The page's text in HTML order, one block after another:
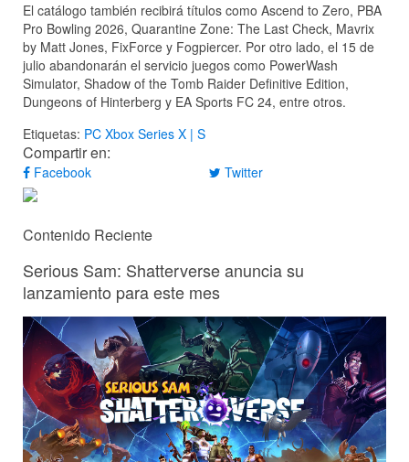
El catálogo también recibirá títulos como Ascend to Zero, PBA
Pro Bowling 2026, Quarantine Zone: The Last Check, Mavrix
by Matt Jones, FixForce y Fogpiercer. Por otro lado, el 15 de
julio abandonarán el servicio juegos como PowerWash
Simulator, Shadow of the Tomb Raider Definitive Edition,
Dungeons of Hinterberg y EA Sports FC 24, entre otros.
Etiquetas: PC Xbox Series X | S
Compartir en:
Facebook Twitter
Contenido Reciente
Serious Sam: Shatterverse anuncia su
lanzamiento para este mes